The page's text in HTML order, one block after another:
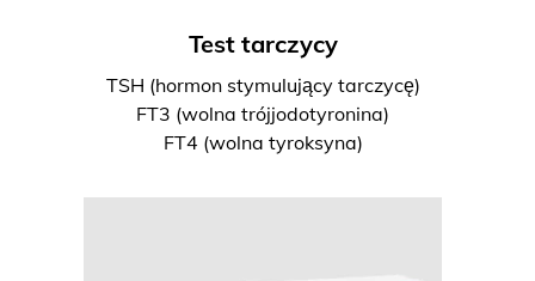
Test tarczycy
TSH (hormon stymulujący tarczycę)
FT3 (wolna trójjodotyronina)
FT4 (wolna tyroksyna)